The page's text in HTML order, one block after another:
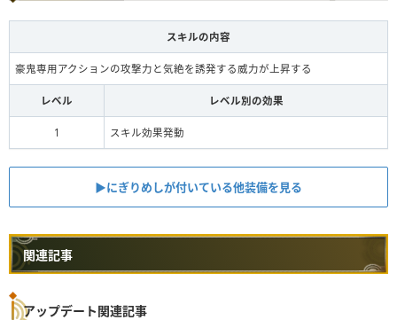
スキルの内容
豪鬼専用アクションの攻撃力と気絶を誘発する威力が上昇する
レベル レベル別の効果
1 スキル効果発動
▶︎にぎりめしが付いている他装備を見る
関連記事
アップデート関連記事